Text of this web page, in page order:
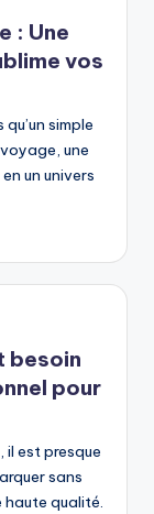
: Une
vos
simple
une
un univers
besoin
pour
il est presque
sans
haute qualité.